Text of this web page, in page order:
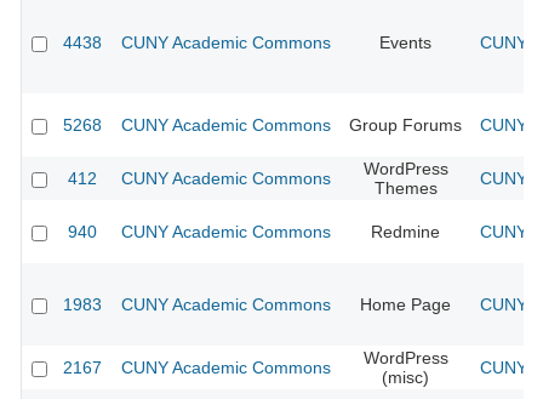
4438 CUNY Academic Commons Events CUNY
5268 CUNY Academic Commons Group Forums CUNY
412 CUNY Academic Commons
WordPress
Themes
CUNY
940 CUNY Academic Commons Redmine CUNY
1983 CUNY Academic Commons Home Page CUNY
2167 CUNY Academic Commons
WordPress
(misc)
CUNY